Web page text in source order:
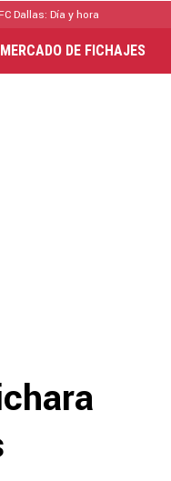
Dallas: Día y hora
MERCADO DE FICHAJES